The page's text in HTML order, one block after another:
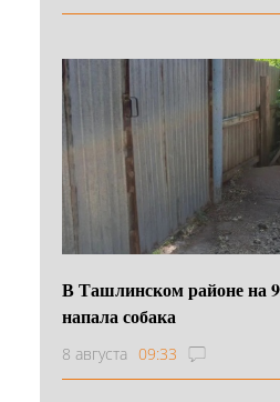
В Ташлинском районе на
напала собака
8 августа 09:33